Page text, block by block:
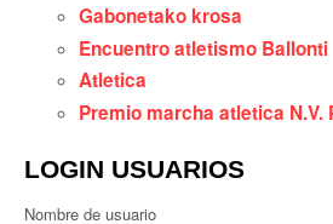
Gabonetako krosa
Encuentro atletismo Ballonti
Atletica
Premio marcha atletica N.V.
LOGIN USUARIOS
Nombre de usuario